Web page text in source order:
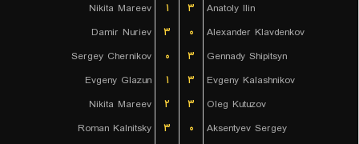
Nikita Mareev
۱ ۳
Anatoly Ilin
Damir Nuriev
۳ ۰
Alexander Klavdenkov
Sergey Chernikov
۰ ۳
Gennady Shipitsyn
Evgeny Glazun
۱ ۳
Evgeny Kalashnikov
Nikita Mareev
۲ ۳
Oleg Kutuzov
Roman Kalnitsky
۳ ۰
Aksentyev Sergey